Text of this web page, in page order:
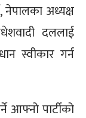
नेपालका अध्यक्ष
दललाई
स्वीकार गर्न
आफ्नो पार्टीको